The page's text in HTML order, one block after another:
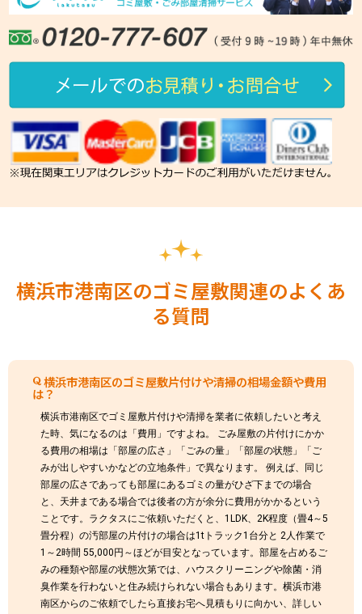
横浜市港南区のゴミ屋敷関連のよくあ
る質問
横浜市港南区のゴミ屋敷片付けや清掃の相場金額や費用
は？
横浜市港南区でゴミ屋敷片付けや清掃を業者に依頼したいと考え
た時、気になるのは「費用」ですよね。 ごみ屋敷の片付けにかか
る費用の相場は「部屋の広さ」「ごみの量」「部屋の状態」「ご
みが出しやすいかなどの立地条件」で異なります。 例えば、同じ
部屋の広さであっても部屋にあるゴミの量がひざ下までの場合
と、天井まである場合では後者の方が余分に費用がかかるという
ことです。ラクタスにご依頼いただくと、1LDK、2K程度（畳4～5
畳分程）の汚部屋の片付けの場合は1tトラック1台分と 2人作業で
1～2時間 55,000円～ほどが目安となっています。部屋を占めるご
みの種類や部屋の状態次第では、ハウスクリーニングや除菌・消
臭作業を行わないと住み続けられない場合もあります。横浜市港
南区からのご依頼でしたら直接お宅へ見積もりに向かい、詳しい